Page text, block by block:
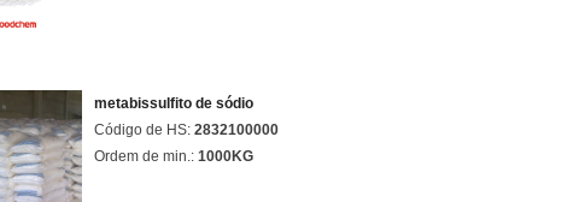
metabissulfito de sódio
Código de HS: 2832100000
Ordem de min.: 1000KG